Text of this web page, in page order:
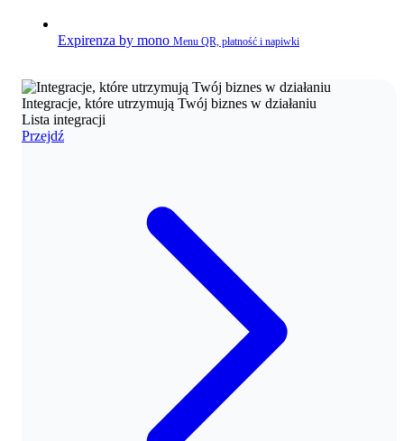
Expirenza by mono Menu QR, płatność i napiwki
Integracje, które utrzymują Twój biznes w działaniu
Lista integracji
Przejdź